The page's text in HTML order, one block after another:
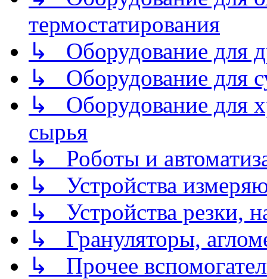
термостатирования
↳ Оборудование для
↳ Оборудование для
↳ Оборудование для
сырья
↳ Роботы и
↳ Устройства
↳ Устройства резки,
↳ Грануляторы,
↳ Прочее